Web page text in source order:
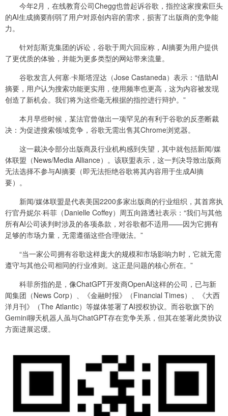
今年2月，在线教育公司Chegg也曾起诉谷歌，指控这家搜索巨头
的AI生成摘要削弱了用户对原创内容的需求，损害了出版商的竞争能
力。
针对彭斯克集团的诉讼，谷歌于周六回应称，AI摘要为用户提供
了更优质的体验，并能为更多类型的网站带来流量。
谷歌发言人何塞·卡斯塔涅达（Jose Castaneda）表示：“借助AI
摘要，用户认为搜索功能更实用，使用频率也更高，这为内容被发现
创造了新机会。我们将为这些毫无根据的指控进行辩护。”
本月早些时候，某法官曾做出一项罕见的有利于谷歌的反垄断裁
决：为促进搜索领域竞争，谷歌无需出售其Chrome浏览器。
这一裁决令部分出版商及行业机构感到失望，其中就包括新闻/媒
体联盟（News/Media Alliance）。该联盟表示，这一判决导致出版商
无法选择不参与AI摘要（即无法拒绝谷歌将其内容用于生成AI摘
要）。
新闻/媒体联盟是代表美国2200多家出版商的行业组织，其首席执
行官丹妮尔·科菲（Danielle Coffey）周五向路透社表示：“我们与其他
所有AI公司谈判时涉及的各项条款，对谷歌都不适用——因为它拥有
足够的市场力量，无需遵循这些合理做法。”
“当一家公司拥有谷歌这样庞大的规模和市场影响力时，它就无需
遵守与其他公司相同的行业准则。这正是问题的核心所在。”
科菲所指的是，像ChatGPT开发商OpenAI这样的公司，已与新
闻集团（News Corp）、《金融时报》（Financial Times）、《大西
洋月刊》（The Atlantic）等媒体签署了AI授权协议。而谷歌旗下的
Gemini聊天机器人虽与ChatGPT存在竞争关系，但其在签署此类协议
方面进展迟缓。